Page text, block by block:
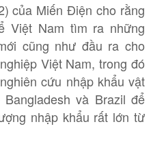
của Miến Điện cho rằng
Việt Nam tìm ra những
cũng như đầu ra cho
Việt Nam, trong đó
cứu nhập khẩu vật
và Brazil để
nhập khẩu rất lớn từ